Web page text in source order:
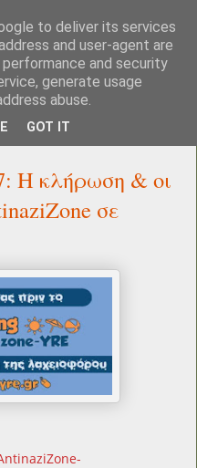
Η κλήρωση & οι
σε
to deliver its services
and user-agent are
and security
generate usage
abuse.
GOT IT